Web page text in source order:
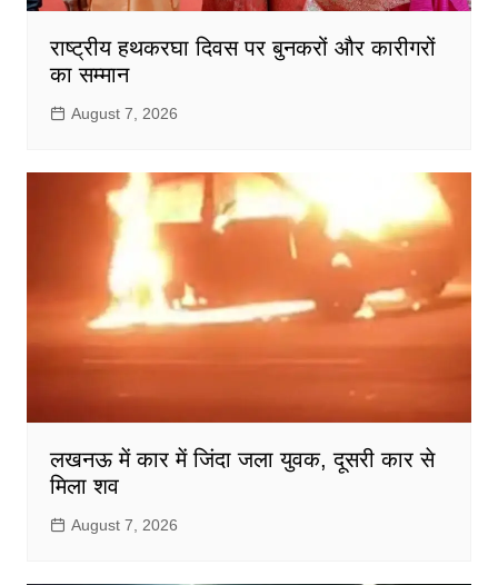
राष्ट्रीय हथकरघा दिवस पर बुनकरों और कारीगरों
का सम्मान
August 7, 2026
लखनऊ में कार में जिंदा जला युवक, दूसरी कार से
मिला शव
August 7, 2026